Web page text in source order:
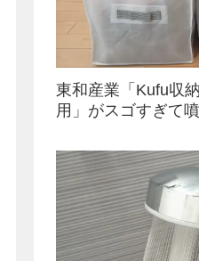
東和産業「Kufu収
用」がスゴすぎて